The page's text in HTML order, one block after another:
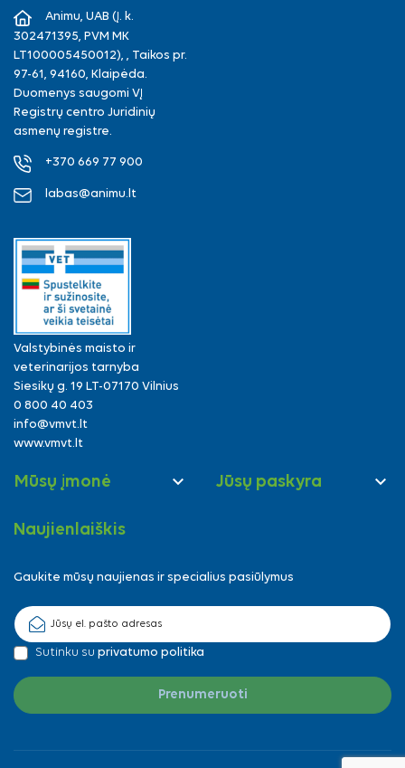
Animu, UAB (Į. k.
302471395, PVM MK
LT100005450012), , Taikos pr.
97-61, 94160, Klaipėda.
Duomenys saugomi VĮ
Registrų centro Juridinių
asmenų registre.
+370 669 77 900
labas@animu.lt
Valstybinės maisto ir
veterinarijos tarnyba
Siesikų g. 19 LT-07170 Vilnius
0 800 40 403
info@vmvt.lt
www.vmvt.lt
Mūsų įmonė  Jūsų paskyra 
Naujienlaiškis
Gaukite mūsų naujienas ir specialius pasiūlymus
Sutinku su privatumo politika